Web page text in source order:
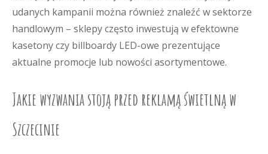
udanych kampanii można również znaleźć w sektorze
handlowym – sklepy często inwestują w efektowne
kasetony czy billboardy LED-owe prezentujące
aktualne promocje lub nowości asortymentowe.
Jakie wyzwania stoją przed reklamą świetlną w
Szczecinie